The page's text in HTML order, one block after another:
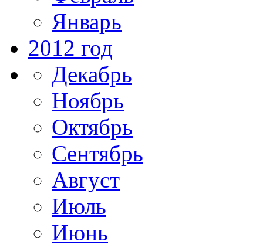
Январь
2012 год
Декабрь
Ноябрь
Октябрь
Сентябрь
Август
Июль
Июнь